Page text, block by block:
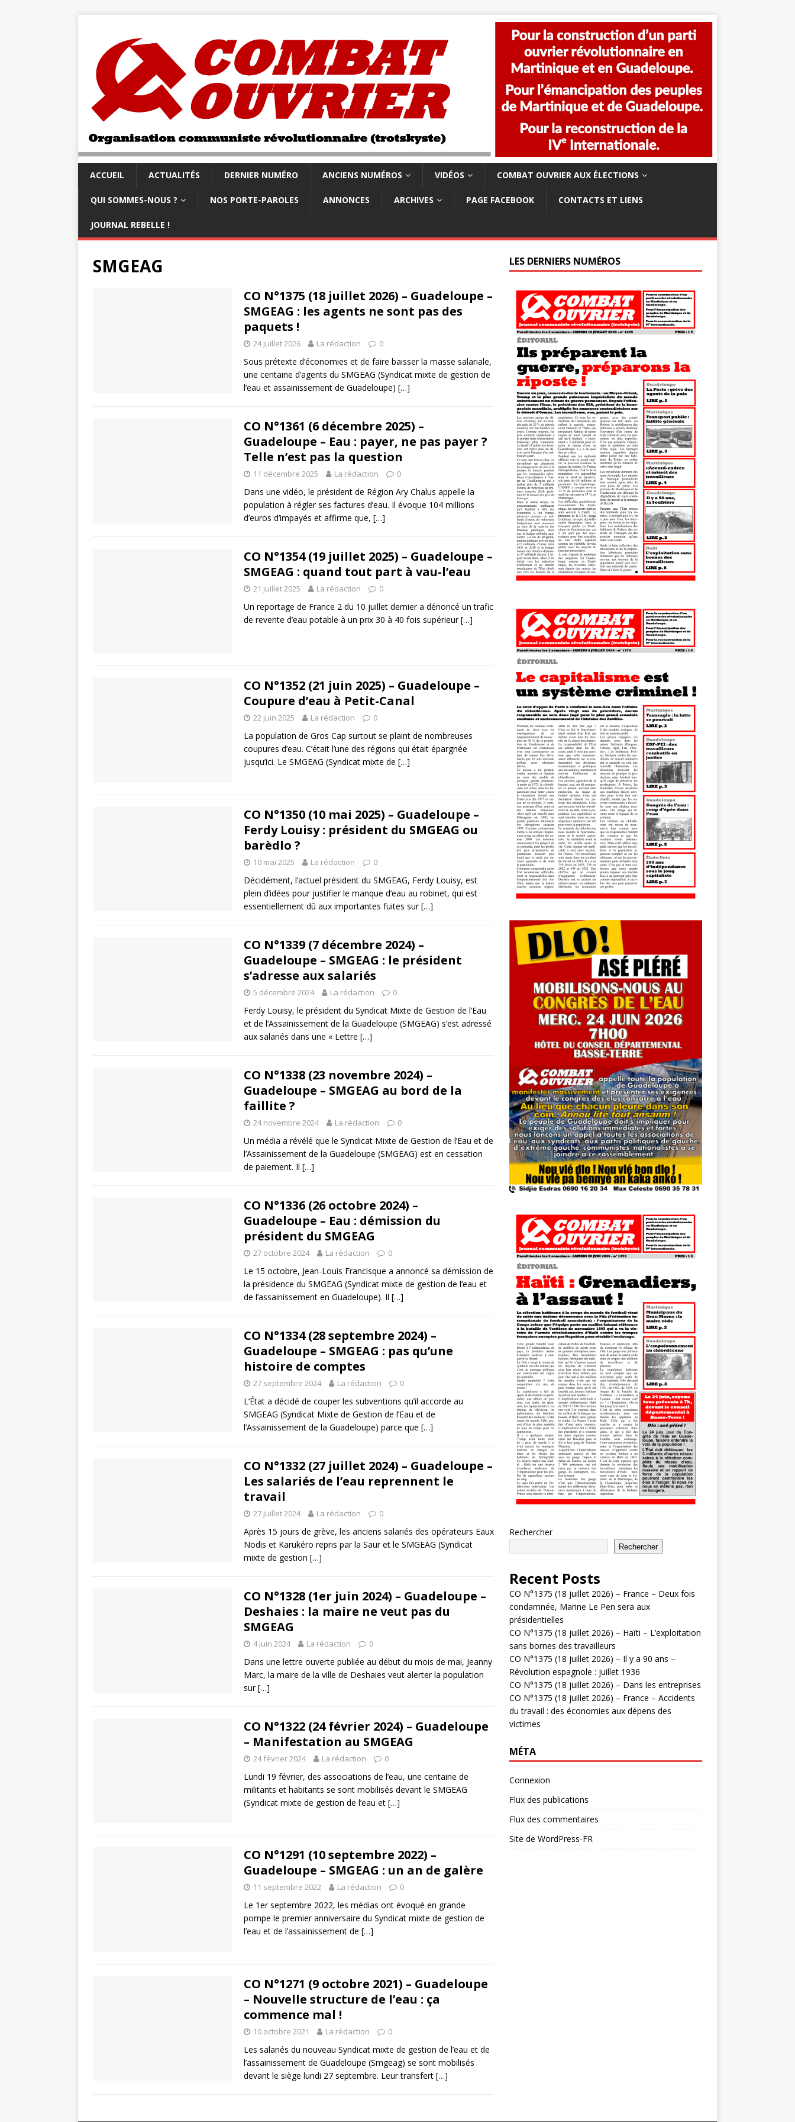
ACCUEIL ACTUALITÉS DERNIER NUMÉRO ANCIENS NUMÉROS VIDÉOS COMBAT OUVRIER AUX ÉLECTIONS
QUI SOMMES-NOUS ? NOS PORTE-PAROLES ANNONCES ARCHIVES PAGE FACEBOOK CONTACTS ET LIENS
JOURNAL REBELLE !
SMGEAG
CO N°1375 (18 juillet 2026) – Guadeloupe –
SMGEAG : les agents ne sont pas des
paquets !
24 juillet 2026 La rédaction 0
Sous prétexte d’économies et de faire baisser la masse salariale,
une centaine d’agents du SMGEAG (Syndicat mixte de gestion de
l’eau et assainissement de Guadeloupe) […]
CO N°1361 (6 décembre 2025) –
Guadeloupe – Eau : payer, ne pas payer ?
Telle n’est pas la question
11 décembre 2025 La rédaction 0
Dans une vidéo, le président de Région Ary Chalus appelle la
population à régler ses factures d’eau. Il évoque 104 millions
d’euros d’impayés et affirme que, […]
CO N°1354 (19 juillet 2025) – Guadeloupe –
SMGEAG : quand tout part à vau-l’eau
21 juillet 2025 La rédaction 0
Un reportage de France 2 du 10 juillet dernier a dénoncé un trafic
de revente d’eau potable à un prix 30 à 40 fois supérieur[…]
CO N°1352 (21 juin 2025) – Guadeloupe –
Coupure d’eau à Petit-Canal
22 juin 2025 La rédaction 0
La population de Gros Cap surtout se plaint de nombreuses
coupures d’eau. C’était l’une des régions qui était épargnée
jusqu’ici. Le SMGEAG (Syndicat mixte de […]
CO N°1350 (10 mai 2025) – Guadeloupe –
Ferdy Louisy : président du SMGEAG ou
barèdlo ?
10 mai 2025 La rédaction 0
Décidément, l’actuel président du SMGEAG, Ferdy Louisy, est
plein d’idées pour justifier le manque d’eau au robinet, qui est
essentiellement dû aux importantes fuites sur[…]
CO N°1339 (7 décembre 2024) –
Guadeloupe – SMGEAG : le président
s’adresse aux salariés
5 décembre 2024 La rédaction 0
Ferdy Louisy, le président du Syndicat Mixte de Gestion de l’Eau
et de l’Assainissement de la Guadeloupe (SMGEAG) s’est adressé
aux salariés dans une « Lettre […]
CO N°1338 (23 novembre 2024) –
Guadeloupe – SMGEAG au bord de la
faillite ?
24 novembre 2024 La rédaction 0
Un média a révélé que le Syndicat Mixte de Gestion de l’Eau et de
l’Assainissement de la Guadeloupe (SMGEAG) est en cessation
de paiement. Il […]
CO N°1336 (26 octobre 2024) –
Guadeloupe – Eau : démission du
président du SMGEAG
27 octobre 2024 La rédaction 0
Le 15 octobre, Jean-Louis Francisque a annoncé sa démission de
la présidence du SMGEAG (Syndicat mixte de gestion de l’eau et
de l’assainissement en Guadeloupe). Il […]
CO N°1334 (28 septembre 2024) –
Guadeloupe – SMGEAG : pas qu’une
histoire de comptes
27 septembre 2024 La rédaction 0
L’État a décidé de couper les subventions qu’il accorde au
SMGEAG (Syndicat Mixte de Gestion de l’Eau et de
l’Assainissement de la Guadeloupe) parce que […]
CO N°1332 (27 juillet 2024) – Guadeloupe –
Les salariés de l’eau reprennent le
travail
27 juillet 2024 La rédaction 0
Après 15 jours de grève, les anciens salariés des opérateurs Eaux
Nodis et Karukéro repris par la Saur et le SMGEAG (Syndicat
mixte de gestion […]
CO N°1328 (1er juin 2024) – Guadeloupe –
Deshaies : la maire ne veut pas du
SMGEAG
4 juin 2024 La rédaction 0
Dans une lettre ouverte publiée au début du mois de mai, Jeanny
Marc, la maire de la ville de Deshaies veut alerter la population
sur[…]
CO N°1322 (24 février 2024) – Guadeloupe
– Manifestation au SMGEAG
24 février 2024 La rédaction 0
Lundi 19 février, des associations de l’eau, une centaine de
militants et habitants se sont mobilisés devant le SMGEAG
(Syndicat mixte de gestion de l’eau et […]
CO N°1291 (10 septembre 2022) –
Guadeloupe – SMGEAG : un an de galère
11 septembre 2022 La rédaction 0
Le 1er septembre 2022, les médias ont évoqué en grande
pompe le premier anniversaire du Syndicat mixte de gestion de
l’eau et de l’assainissement de […]
CO N°1271 (9 octobre 2021) – Guadeloupe
– Nouvelle structure de l’eau : ça
commence mal !
10 octobre 2021 La rédaction 0
Les salariés du nouveau Syndicat mixte de gestion de l’eau et de
l’assainissement de Guadeloupe (Smgeag) se sont mobilisés
devant le siège lundi 27 septembre. Leur transfert […]
LES DERNIERS NUMÉROS
Rechercher
Rechercher
Recent Posts
CO N°1375 (18 juillet 2026) – France – Deux fois
condamnée, Marine Le Pen sera aux
présidentielles
CO N°1375 (18 juillet 2026) – Haïti – L’exploitation
sans bornes des travailleurs
CO N°1375 (18 juillet 2026) – Il y a 90 ans –
Révolution espagnole : juillet 1936
CO N°1375 (18 juillet 2026) – Dans les entreprises
CO N°1375 (18 juillet 2026) – France – Accidents
du travail : des économies aux dépens des
victimes
MÉTA
Connexion
Flux des publications
Flux des commentaires
Site de WordPress-FR